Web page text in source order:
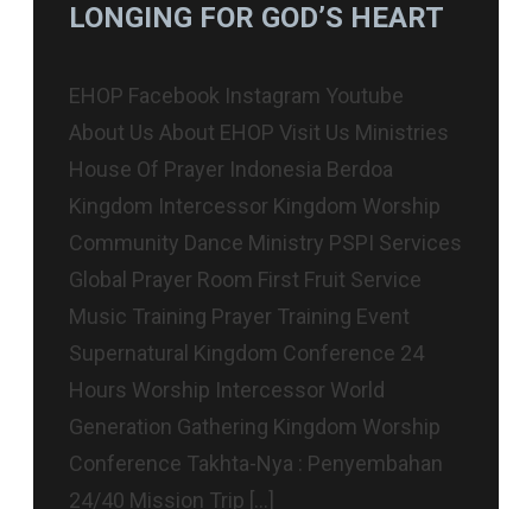
LONGING FOR GOD’S HEART
EHOP Facebook Instagram Youtube
About Us About EHOP Visit Us Ministries
House Of Prayer Indonesia Berdoa
Kingdom Intercessor Kingdom Worship
Community Dance Ministry PSPI Services
Global Prayer Room First Fruit Service
Music Training Prayer Training Event
Supernatural Kingdom Conference 24
Hours Worship Intercessor World
Generation Gathering Kingdom Worship
Conference Takhta-Nya : Penyembahan
24/40 Mission Trip […]